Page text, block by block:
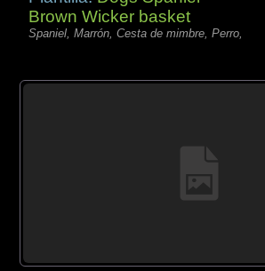
Brown Wicker basket
Spaniel, Marrón, Cesta de mimbre, Perro,